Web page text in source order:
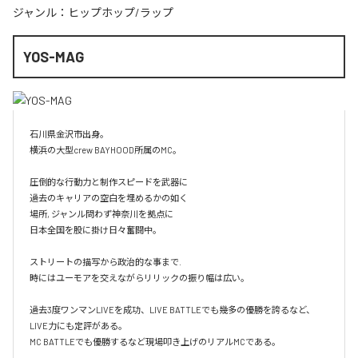
ジャンル： ヒップホップ/ラップ
YOS-MAG
石川県金沢市出身。
横浜の大型crew BAYHOOD所属のMC。
圧倒的な行動力と制作スピードを武器に
過去のキャリアの空白を埋めるかの如く
場所, ジャンル問わず神奈川を拠点に
日本全国を股に掛け日々奮闘中。
ストリートの描写から政治的な事まで.
時にはユーモアを交えながらリリックの振り幅は広い。
過去3度ワンマンLIVEを成功、LIVE BATTLEでも幾多の優勝を誇るなど、
LIVE力にも定評がある。
MC BATTLEでも優勝するなど現場叩き上げのリアルMCである。